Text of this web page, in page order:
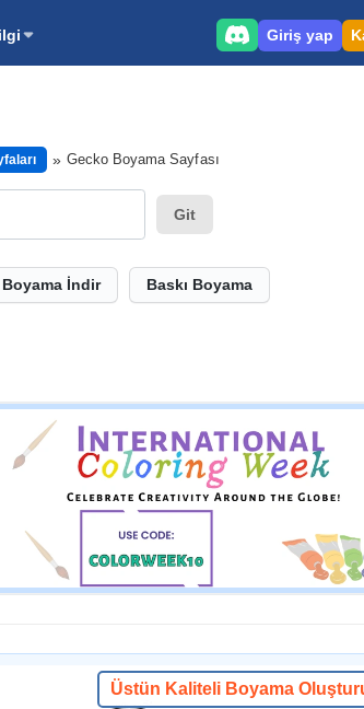
Giriş yap
Gecko Boyama Sayfası
Git
Boyama İndir Baskı Boyama
Üstün Kaliteli Boyama